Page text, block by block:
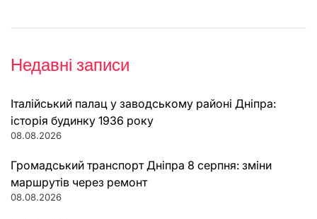
Недавні записи
Італійський палац у заводському районі Дніпра:
історія будинку 1936 року
08.08.2026
Громадський транспорт Дніпра 8 серпня: зміни
маршрутів через ремонт
08.08.2026